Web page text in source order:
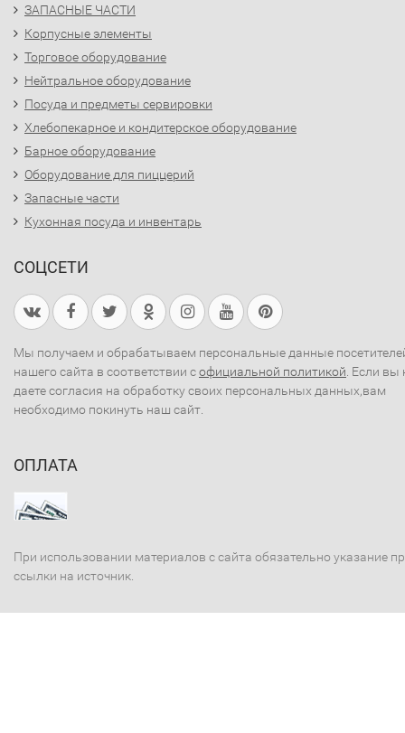
ЗАПАСНЫЕ ЧАСТИ
Корпусные элементы
Торговое оборудование
Нейтральное оборудование
Посуда и предметы сервировки
Хлебопекарное и кондитерское оборудование
Барное оборудование
Оборудование для пиццерий
Запасные части
Кухонная посуда и инвентарь
СОЦСЕТИ
Мы получаем и обрабатываем персональные данные
нашего сайта в соответствии софициальной политикой . Если вы
даете согласия на обработку своих персональных данных,вам
необходимо покинуть наш сайт.
ОПЛАТА
При использовании материалов с сайта обязательно указание
ссылки на источник.